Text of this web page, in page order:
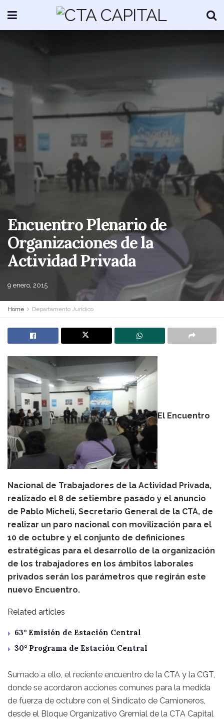
Encuentro Plenario de
Organizaciones de la
Actividad Privada
9 enero, 2015
Home Departamento Jurídico
El Encuentro
Nacional de Trabajadores de la Actividad Privada,
realizado el 8 de setiembre pasado y el anuncio
de Pablo Micheli, Secretario General de la CTA, de
realizar un paro nacional con movilización para el
10 de octubre y el conjunto de definiciones
estratégicas para el desarrollo de la organización
de los trabajadores en los ámbitos laborales
privados serán los parámetros que regirán este
nuevo Encuentro.
Related articles
63° Emisión de Estación Central
30° Programa de Estación Central
Sumado a ello, el reciente encuentro de la CTA y la CGT,
donde se acordaron acciones comunes para la medida
de fuerza de octubre con el Sindicato de Camioneros,
desde el Bloque Organizativo Gremial de la CTA Capital